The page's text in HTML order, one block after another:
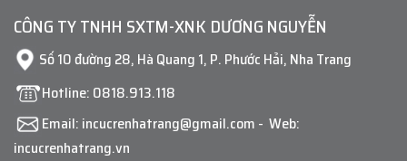
CÔNG TY TNHH SXTM-XNK DƯƠNG NGUYỄN
Số 10 đường 28, Hà Quang 1, P. Phước Hải, Nha Trang
Hotline: 0818.913.118
Email: incucrenhatrang@gmail.com - Web:
incucrenhatrang.vn